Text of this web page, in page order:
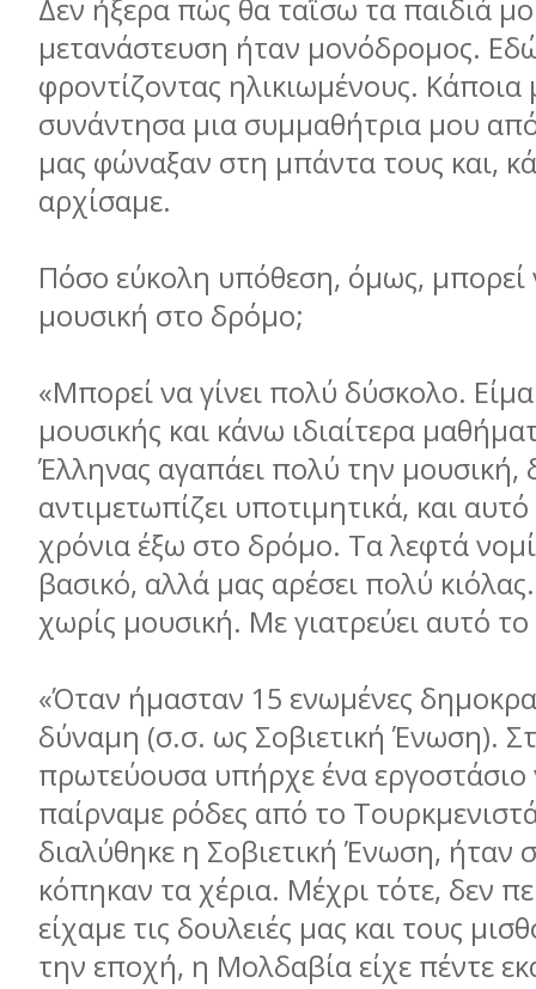
Δεν ήξερα πώς θα ταΐσω τα παιδιά
μετανάστευση ήταν μονόδρομος.
φροντίζοντας ηλικιωμένους. Κάποια
συνάντησα μια συμμαθήτρια μου
μας φώναξαν στη μπάντα τους και,
αρχίσαμε.
Πόσο εύκολη υπόθεση, όμως, μπορεί
μουσική στο δρόμο;
«Μπορεί να γίνει πολύ δύσκολο.
μουσικής και κάνω ιδιαίτερα
Έλληνας αγαπάει πολύ την μουσική,
αντιμετωπίζει υποτιμητικά, και
χρόνια έξω στο δρόμο. Τα λεφτά
βασικό, αλλά μας αρέσει πολύ
χωρίς μουσική. Με γιατρεύει αυτό
«Όταν ήμασταν 15 ενωμένες
δύναμη (σ.σ. ως Σοβιετική Ένωση).
πρωτεύουσα υπήρχε ένα εργοστάσιο
παίρναμε ρόδες από το
διαλύθηκε η Σοβιετική Ένωση, ήταν
κόπηκαν τα χέρια. Μέχρι τότε, δεν
είχαμε τις δουλειές μας και τους
την εποχή, η Μολδαβία είχε πέντε